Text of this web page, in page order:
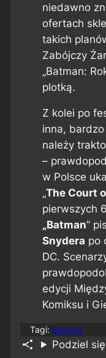
niedawno
ofertach
takich
Zabójczy
„Batman:
plotką.
Z kolei po
inna,
należy
–
w Polsce
„The Court
pierwszych
„Batman”
Snydera po
DC.
edycji
Komiksu i
Tagi: Egmont
Podziel się